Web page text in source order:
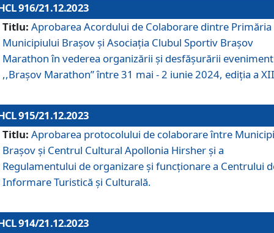
916/21.12.2023
Titlu: Aprobarea Acordului de Colaborare dintre Primăria
Municipiului Brașov și Asociația Clubul Sportiv Brașov
Marathon în vederea organizării și desfășurării
,,Brașov Marathon” între 31 mai - 2 iunie 2024, ediția a
915/21.12.2023
Titlu: Aprobarea protocolului de colaborare între
Brașov și Centrul Cultural Apollonia Hirsher și a
Regulamentului de organizare și funcționare a Centrului
Informare Turistică și Culturală.
914/21.12.2023